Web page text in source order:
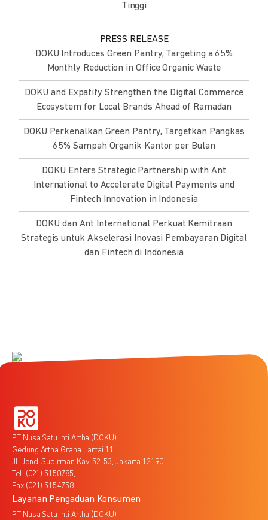
Tinggi
PRESS RELEASE
DOKU Introduces Green Pantry, Targeting a 65%
Monthly Reduction in Office Organic Waste
DOKU and Expatify Strengthen the Digital Commerce
Ecosystem for Local Brands Ahead of Ramadan
DOKU Perkenalkan Green Pantry, Targetkan Pangkas
65% Sampah Organik Kantor per Bulan
DOKU Enters Strategic Partnership with Ant
International to Accelerate Digital Payments and
Fintech Innovation in Indonesia
DOKU dan Ant International Perkuat Kemitraan
Strategis untuk Akselerasi Inovasi Pembayaran Digital
dan Fintech di Indonesia
PT Nusa Satu Inti Artha (DOKU)
Gedung Artha Graha Lantai 11
Jl. Jend. Sudirman Kav. 52-53, Jakarta 12190
Tel. (021) 5150785,
Fax (021) 5154758
Layanan Pengaduan Konsumen
PT Nusa Satu Inti Artha (DOKU)